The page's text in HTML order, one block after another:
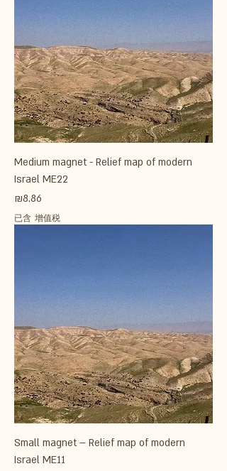
Medium magnet - Relief map of modern
Israel ME22
價格
₪8.86
已含 增值税
Small magnet – Relief map of modern
Israel ME11